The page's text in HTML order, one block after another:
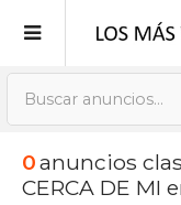
Publica tu
Registro
0anuncios
CERCA DE MI